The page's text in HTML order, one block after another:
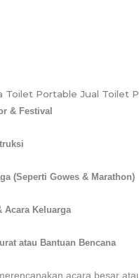
Toilet Portable Jual Toilet
& Festival
(Seperti Gowes & Marathon)
Acara Keluarga
atau Bantuan Bencana
acara besar